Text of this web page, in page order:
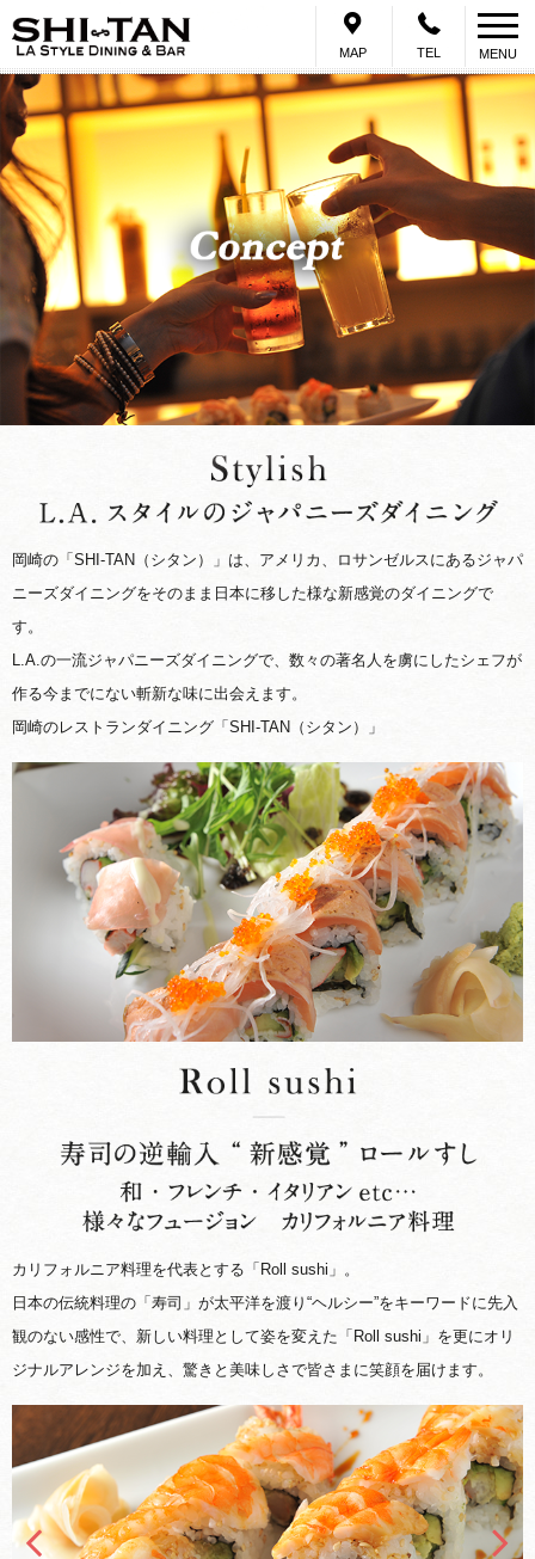
岡崎でデートディナー、女子会、誕生日・記念日、一人飲みにおすすめ
MAP TEL MENU
岡崎の「SHI-TAN（シタン）」は、アメリカ、ロサンゼルスにあるジャパ
ニーズダイニングをそのまま日本に移した様な新感覚のダイニングで
す。
L.A.の一流ジャパニーズダイニングで、数々の著名人を虜にしたシェフが
作る今までにない斬新な味に出会えます。
岡崎のレストランダイニング「SHI-TAN（シタン）」
カリフォルニア料理を代表とする「Roll sushi」。
日本の伝統料理の「寿司」が太平洋を渡り“ヘルシー”をキーワードに先入
観のない感性で、新しい料理として姿を変えた「Roll sushi」を更にオリ
ジナルアレンジを加え、驚きと美味しさで皆さまに笑顔を届けます。